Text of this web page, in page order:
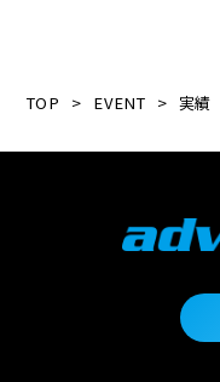
TOP > EVENT > 実績